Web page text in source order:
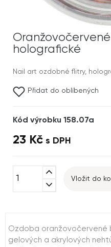
holografické
Nail art ozdobné flitry,
Přidat do oblíbených
Kód výrobku 158.07a
23 Kč s DPH
expand_less
expand_more
Vložit do
Ozdoba oranžovočervené
gelových a akrylových